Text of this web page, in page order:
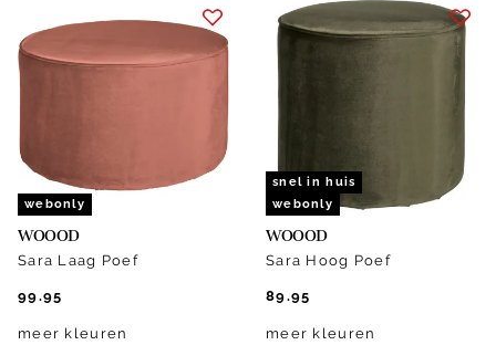
webonly
WOOOD
Sara Laag Poef
99.95
meer kleuren
snel in huis
webonly
WOOOD
Sara Hoog Poef
89.95
meer kleuren